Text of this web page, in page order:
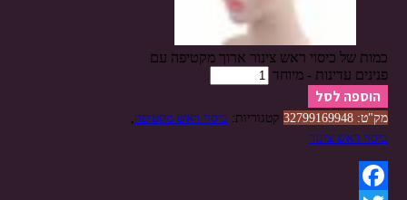
כמות של כיסוי ראש צינור ארוך מקטיפה עם
פנינים עדינות - מיוחד
הוספה לסל
מק"ט: 32799169948 קטגוריות: כיסוי ראש מקטיפה,
כיסוי ראש צינור